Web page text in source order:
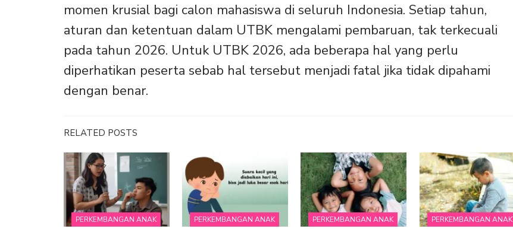
momen krusial bagi calon mahasiswa di seluruh Indonesia. Setiap tahun,
aturan dan ketentuan dalam UTBK mengalami pembaruan, tak terkecuali
pada tahun 2026. Untuk UTBK 2026, ada beberapa hal yang perlu
diperhatikan peserta sebab hal tersebut menjadi fatal jika tidak dipahami
dengan benar.
RELATED POSTS
PERKEMBANGAN ANAK PERKEMBANGAN ANAK PERKEMBANGAN ANAK PERKEMBANGAN ANAK